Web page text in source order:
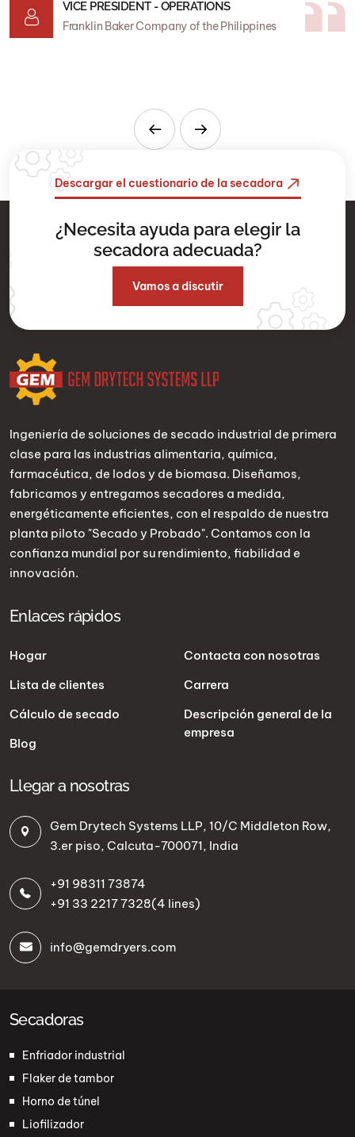
VICE PRESIDENT - OPERATIONS
Franklin Baker Company of the Philippines
Descargar el cuestionario de la secadora
¿Necesita ayuda para elegir la
secadora adecuada?
Vamos a discutir
Ingeniería de soluciones de secado industrial de primera
clase para las industrias alimentaria, química,
farmacéutica, de lodos y de biomasa. Diseñamos,
fabricamos y entregamos secadores a medida,
energéticamente eficientes, con el respaldo de nuestra
planta piloto "Secado y Probado". Contamos con la
confianza mundial por su rendimiento, fiabilidad e
innovación.
Enlaces rápidos
Hogar
Lista de clientes
Cálculo de secado
Blog
Contacta con nosotras
Carrera
Descripción general de la
empresa
Llegar a nosotras
Gem Drytech Systems LLP, 10/C Middleton Row,
3.er piso, Calcuta-700071, India
+91 98311 73874
+91 33 2217 7328(4 lines)
info@gemdryers.com
Secadoras
Enfriador industrial
Flaker de tambor
Horno de túnel
Liofilizador